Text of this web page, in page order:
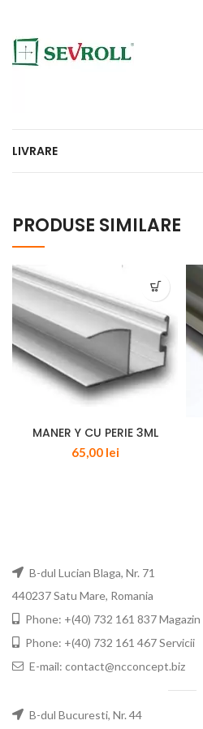
LIVRARE
PRODUSE SIMILARE
MANER Y CU PERIE 3ML
65,00 lei
B-dul Lucian Blaga, Nr. 71
440237 Satu Mare, Romania
Phone: +(40) 732 161 837 Magazin
Phone: +(40) 732 161 467 Servicii
E-mail: contact@ncconcept.biz
B-dul Bucuresti, Nr. 44